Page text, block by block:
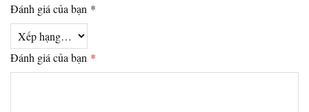
Đánh giá của bạn *
Đánh giá của bạn *